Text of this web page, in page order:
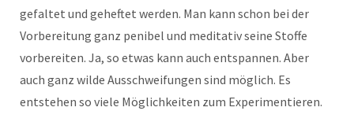
gefaltet und geheftet werden. Man kann schon bei der
Vorbereitung ganz penibel und meditativ seine Stoffe
vorbereiten. Ja, so etwas kann auch entspannen. Aber
auch ganz wilde Ausschweifungen sind möglich. Es
entstehen so viele Möglichkeiten zum Experimentieren.